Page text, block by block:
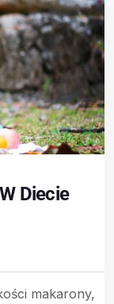
Diecie
makarony,